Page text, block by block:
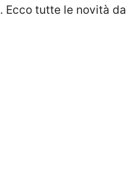
Ecco tutte le novità